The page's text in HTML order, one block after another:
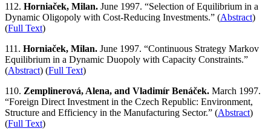
112. Horniaček, Milan. June 1997. “Selection of Equilibrium in a
Dynamic Oligopoly with Cost-Reducing Investments.” (Abstract)
(Full Text)
111. Horniaček, Milan. June 1997. “Continuous Strategy Markov
Equilibrium in a Dynamic Duopoly with Capacity Constraints.”
(Abstract) (Full Text)
110. Zemplinerová, Alena, and Vladimír Benáček. March 1997.
“Foreign Direct Investment in the Czech Republic: Environment,
Structure and Efficiency in the Manufacturing Sector.” (Abstract)
(Full Text)